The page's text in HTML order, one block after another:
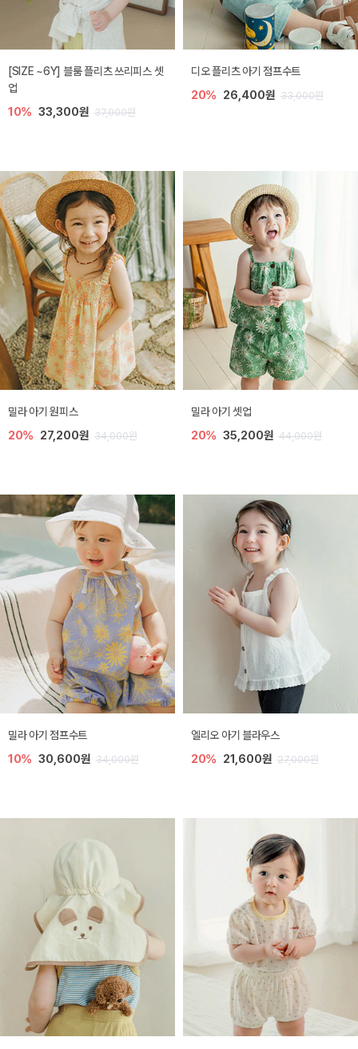
[SIZE ~6Y] 블룸 플리츠 쓰리피스 셋
업
10% 33,300원 37,000원
디오 플리츠 아기 점프수트
20% 26,400원 33,000원
밀라 아기 원피스
20% 27,200원 34,000원
밀라 아기 셋업
20% 35,200원 44,000원
밀라 아기 점프수트
10% 30,600원 34,000원
엘리오 아기 블라우스
20% 21,600원 27,000원